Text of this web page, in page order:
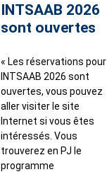
INTSAAB 2026
sont ouvertes
« Les réservations pour
INTSAAB 2026 sont
ouvertes, vous pouvez
aller visiter le site
Internet si vous êtes
intéressés. Vous
trouverez en PJ le
programme